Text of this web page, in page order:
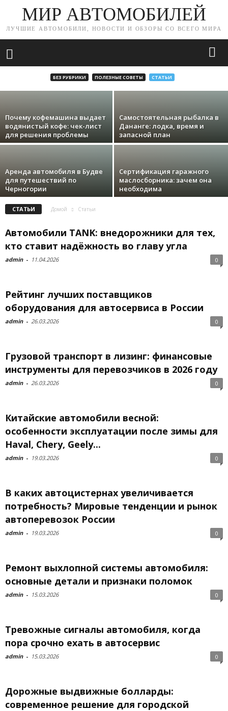
МИР АВТОМОБИЛЕЙ
ЛУЧШИЕ АВТОМОБИЛИ, НОВОСТИ И ОБЗОРЫ СО ВСЕГО МИРА
БЕЗ РУБРИКИ ПОЛЕЗНЫЕ СОВЕТЫ СТАТЬИ
Эвакуация автомобиля: как быстро и
безопасно организовать перевозку
машины
04.08.2026
Почему кофемашина выдает
водянистый кофе: чек-лист
для решения проблемы
Самостоятельная рыбалка в
Дананге: лодка, время и
запасной план
Аренда автомобиля в Будве
для путешествий по
Черногории
Сертификация гаражного
маслосборника: зачем она
необходима
СТАТЬИ Домой Статьи
Автомобили TANK: внедорожники для тех,
кто ставит надёжность во главу угла
admin - 11.04.2026 0
Рейтинг лучших поставщиков
оборудования для автосервиса в России
admin - 26.03.2026 0
Грузовой транспорт в лизинг: финансовые
инструменты для перевозчиков в 2026 году
admin - 26.03.2026 0
Китайские автомобили весной:
особенности эксплуатации после зимы для
Haval, Chery, Geely...
admin - 19.03.2026 0
В каких автоцистернах увеличивается
потребность? Мировые тенденции и рынок
автоперевозок России
admin - 19.03.2026 0
Ремонт выхлопной системы автомобиля:
основные детали и признаки поломок
admin - 15.03.2026 0
Тревожные сигналы автомобиля, когда
пора срочно ехать в автосервис
admin - 15.03.2026 0
Дорожные выдвижные болларды:
современное решение для городской